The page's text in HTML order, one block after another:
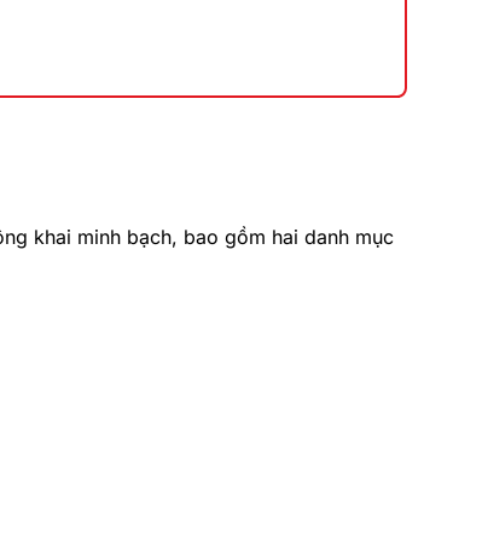
khai minh bạch, bao gồm hai danh mục